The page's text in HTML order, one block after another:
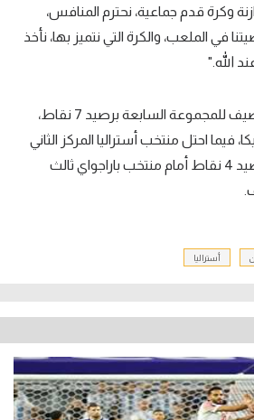
وكرة قدم جماعية، نحترم المنافس،
الملعب، والكرة التي نتميز بها، نأخذ
الله."
وتأهل منتخب مصر كوصيف للمجموعة السابعة برصيد 7 نقاط،
فيما احتل منتخب أستراليا المركز الثاني
في المجموعة الرابعة برصيد 4 نقاط أمام منتخب باراجواي ثالث
أستراليا